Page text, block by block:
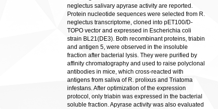
neglectus salivary apyrase activity are reported.
Protein nucleotide sequences were selected from R.
neglectus transcriptome, cloned into pET100/D-
TOPO vector and expressed in Escherichia coli
strain BL21(DE3). Both recombinant proteins, triabin
and antigen 5, were observed in the insoluble
fraction after bacterial lysis. They were purified by
affinity chromatography and used to raise polyclonal
antibodies in mice, which cross-reacted with
antigens from saliva of R. prolixus and Triatoma
infestans. After optimization of the expression
protocol, only triabin was expressed in the bacterial
soluble fraction. Apyrase activity was also evaluated